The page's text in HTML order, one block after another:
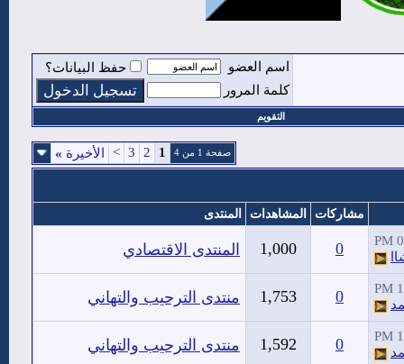
اسم العضو
حفظ البيانات؟
كلمة المرور
التقويم
صفحة 1 من 4 1
2
3
> الأخيرة »
مشاركات المشاهدات المنتدى
0
1,000 المنتدى الاقتصادي
0
1,753 منتدى الترحيب والتهاني
0
1,592 منتدى الترحيب والتهاني